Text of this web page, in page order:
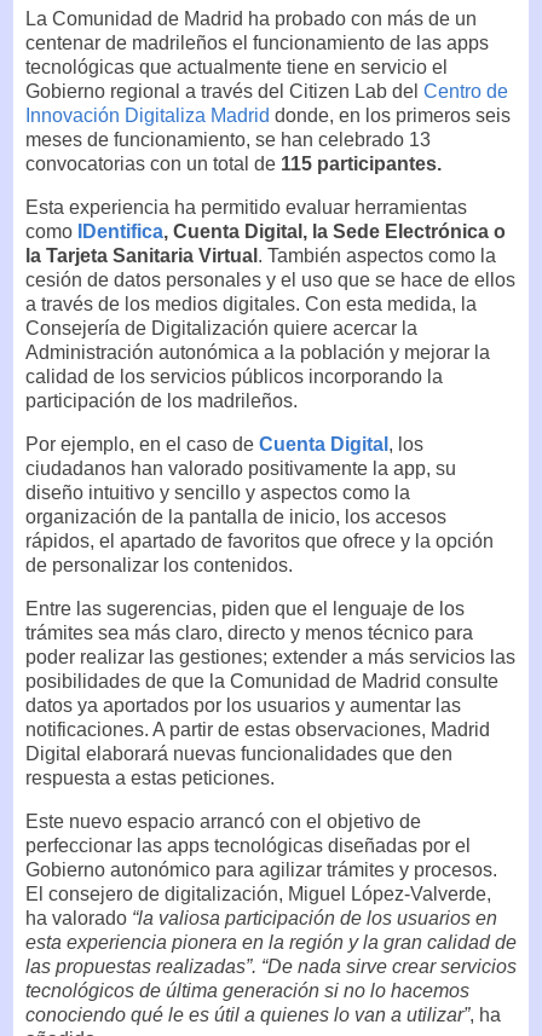
La Comunidad de Madrid ha probado con más de un
centenar de madrileños el funcionamiento de las apps
tecnológicas que actualmente tiene en servicio el
Gobierno regional a través del Citizen Lab del Centro de
Innovación Digitaliza Madrid donde, en los primeros seis
meses de funcionamiento, se han celebrado 13
convocatorias con un total de 115 participantes.
Esta experiencia ha permitido evaluar herramientas
como
IDentifica, Cuenta Digital, la Sede Electrónica o
la Tarjeta Sanitaria Virtual . También aspectos como la
cesión de datos personales y el uso que se hace de ellos
a través de los medios digitales. Con esta medida, la
Consejería de Digitalización quiere acercar la
Administración autonómica a la población y mejorar la
calidad de los servicios públicos incorporando la
participación de los madrileños.
Por ejemplo, en el caso de Cuenta Digital , los
ciudadanos han valorado positivamente la app, su
diseño intuitivo y sencillo y aspectos como la
organización de la pantalla de inicio, los accesos
rápidos, el apartado de favoritos que ofrece y la opción
de personalizar los contenidos.
Entre las sugerencias, piden que el lenguaje de los
trámites sea más claro, directo y menos técnico para
poder realizar las gestiones; extender a más servicios las
posibilidades de que la Comunidad de Madrid consulte
datos ya aportados por los usuarios y aumentar las
notificaciones. A partir de estas observaciones, Madrid
Digital elaborará nuevas funcionalidades que den
respuesta a estas peticiones.
Este nuevo espacio arrancó con el objetivo de
perfeccionar las apps tecnológicas diseñadas por el
Gobierno autonómico para agilizar trámites y procesos.
El consejero de digitalización, Miguel López-Valverde,
ha valorado “la valiosa participación de los usuarios en
esta experiencia pionera en la región y la gran calidad de
las propuestas realizadas”. “De nada sirve crear servicios
tecnológicos de última generación si no lo hacemos
conociendo qué le es útil a quienes lo van a utilizar”, ha